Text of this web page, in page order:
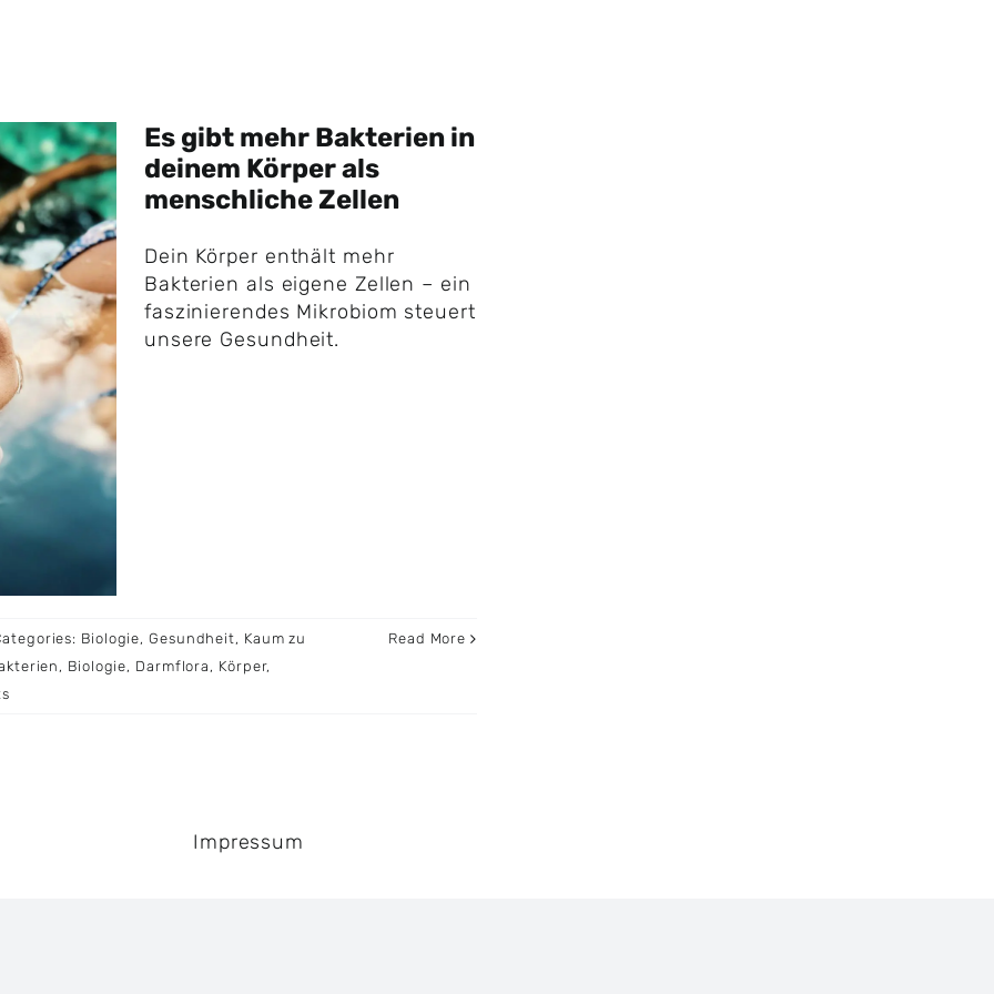
Es gibt mehr Bakterien in
deinem Körper als
menschliche Zellen
Dein Körper enthält mehr
Bakterien als eigene Zellen – ein
faszinierendes Mikrobiom steuert
unsere Gesundheit.
Biologie,Gesundheit, Kaum zu
, Biologie, Darmflora , Körper,
Read More
Impressum